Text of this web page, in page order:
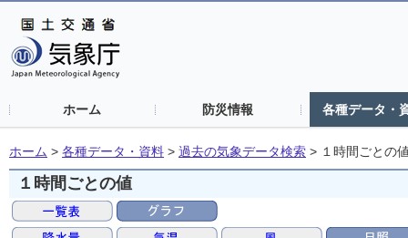
ホーム 防災情報 各種データ・
ホーム > 各種データ・資料 > 過去の気象データ検索 > １時間ごとの
１時間ごとの値